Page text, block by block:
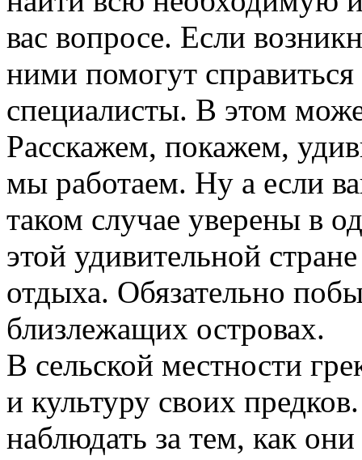
вас вопросе. Если
ними помогут
специалисты. В этом
Расскажем, покажем,
мы работаем. Ну а если
таком случае уверены в
этой удивительной
отдыха. Обязательно
близлежащих островах.
В сельской местности
и культуру своих
наблюдать за тем, как